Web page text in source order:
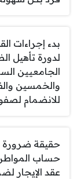
بدء إجراءات
لدورة تأهيل
الجامعيين
والخمسين
للانضمام
حقيقة ضرورة
حساب
عقد الإيجار